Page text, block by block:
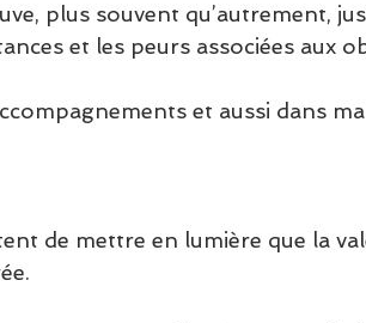
plus souvent qu’autrement,
et les peurs associées aux
et aussi dans
de mettre en lumière que la